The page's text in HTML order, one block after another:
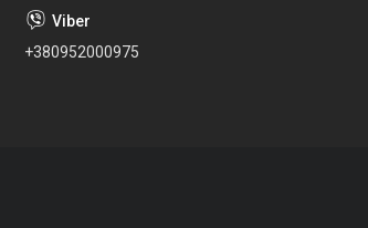
+380952000975